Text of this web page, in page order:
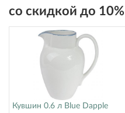
со скидкой до 10%
Кувшин 0.6 л Blue Dapple